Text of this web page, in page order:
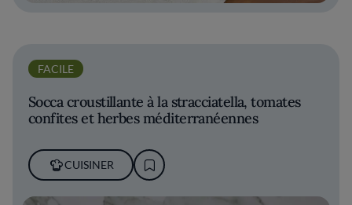
FACILE
Socca croustillante à la stracciatella, tomates
confites et herbes méditerranéennes
CUISINER